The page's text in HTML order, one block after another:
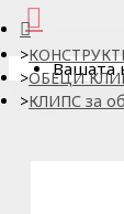
Вашата
ОБЕЦИ
КЛИПС за